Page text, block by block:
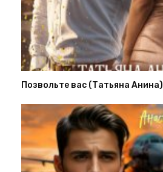
Позвольте вас (Татьяна Анина)